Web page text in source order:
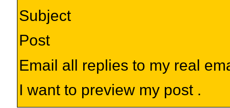
Subject
Post
Email all replies to my real
I want to preview my post .